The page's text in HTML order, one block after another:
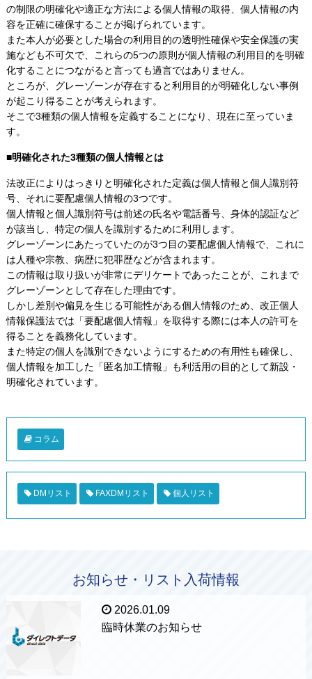
の制限の明確化や適正な方法による個人情報の取得、個人情報の内
容を正確に確保することが掲げられています。
また本人が必要とした場合の利用目的の透明性確保や安全保護の実
施なども不可欠で、これらの5つの原則が個人情報の利用目的を明確
化することにつながると言っても過言ではありません。
ところが、グレーゾーンが存在すると利用目的が明確化しない事例
が起こり得ることが考えられます。
そこで3種類の個人情報を定義することになり、現在に至っていま
す。
■明確化された3種類の個人情報とは
法改正によりはっきりと明確化された定義は個人情報と個人識別符
号、それに要配慮個人情報の3つです。
個人情報と個人識別符号は前述の氏名や電話番号、身体的認証など
が該当し、特定の個人を識別するために利用します。
グレーゾーンにあたっていたのが3つ目の要配慮個人情報で、これに
は人種や宗教、病歴に犯罪歴などが含まれます。
この情報は取り扱いが非常にデリケートであったことが、これまで
グレーゾーンとして存在した理由です。
しかし差別や偏見を生じる可能性がある個人情報のため、改正個人
情報保護法では「要配慮個人情報」を取得する際には本人の許可を
得ることを義務化しています。
また特定の個人を識別できないようにするための有用性も確保し、
個人情報を加工した「匿名加工情報」も利活用の目的として新設・
明確化されています。
コラム
DMリスト FAXDMリスト 個人リスト
お知らせ・リスト入荷情報
2026.01.09
臨時休業のお知らせ